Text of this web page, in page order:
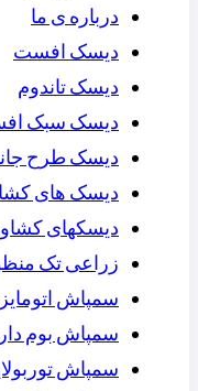
درباره ی ما
دیسک افست
دیسک تاندوم
دیسک سبک
دیسک طرح
دیسک های
دیسکهای
زراعی تک
سمپاش
سمپاش بوم
سمپاش